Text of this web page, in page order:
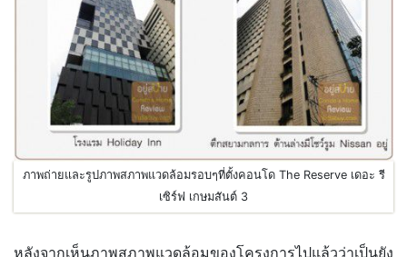
ภาพถ่ายและรูปภาพสภาพแวดล้อมรอบๆที่ตั้งคอนโด The Reserve เดอะ รี
เซิร์ฟ เกษมสันต์ 3
หลังจากเห็นภาพสภาพแวดล้อมของโครงการไปแล้วว่าเป็นยัง